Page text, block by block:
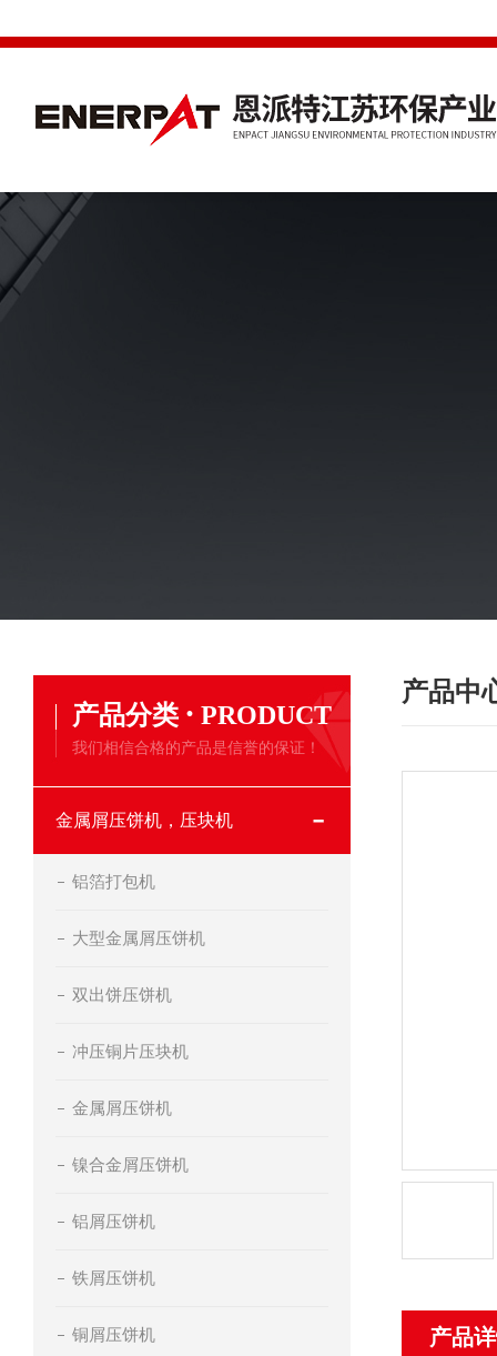
产品分类 · PRODUCT
我们相信合格的产品是信誉的保证！
金属屑压饼机，压块机
铝箔打包机
大型金属屑压饼机
双出饼压饼机
冲压铜片压块机
金属屑压饼机
镍合金屑压饼机
铝屑压饼机
铁屑压饼机
铜屑压饼机
产品中
产品